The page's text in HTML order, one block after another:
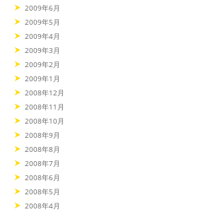
2009年6月
2009年5月
2009年4月
2009年3月
2009年2月
2009年1月
2008年12月
2008年11月
2008年10月
2008年9月
2008年8月
2008年7月
2008年6月
2008年5月
2008年4月